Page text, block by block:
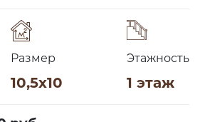
Размер
10,5х10
Этажность
1 этаж